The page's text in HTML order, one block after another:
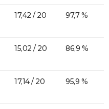
17,42 / 20 97,7 %
15,02 / 20 86,9 %
17,14 / 20 95,9 %